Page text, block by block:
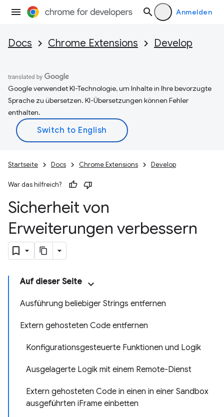
Anmelden
Docs Chrome Extensions Develop
Google verwendet KI-Technologie, um Inhalte in Ihre bevorzugte
Sprache zu übersetzen. KI-Übersetzungen können Fehler
enthalten.
Startseite Docs Chrome Extensions Develop
War das hilfreich?
Sicherheit von
Erweiterungen verbessern
Auf dieser Seite
Ausführung beliebiger Strings entfernen
Extern gehosteten Code entfernen
Konfigurationsgesteuerte Funktionen und Logik
Ausgelagerte Logik mit einem Remote-Dienst
Extern gehosteten Code in einen in einer Sandbox
ausgeführten iFrame einbetten